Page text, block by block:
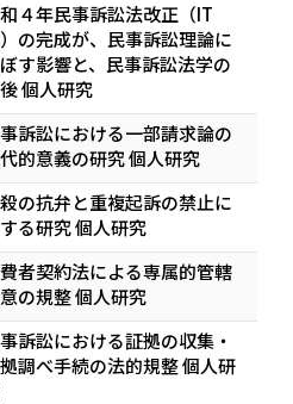
４年民事訴訟法改正（IT
の完成が、民事訴訟理論に
す影響と、民事訴訟法学の
個人研究
訴訟における一部請求論の
的意義の研究 個人研究
の抗弁と重複起訴の禁止に
る研究 個人研究
者契約法による専属的管轄
の規整 個人研究
訴訟における証拠の収集・
調べ手続の法的規整 個人研